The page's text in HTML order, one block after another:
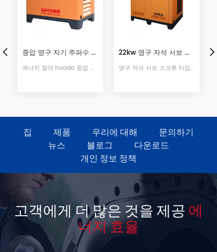
중압 영구 자기 주파수 변환 나사 공기 압축기
에너지 절약 huada 중압 영구 자석 주파수 변환 나사 공기 압축기는 35 %에 도달 할 수 있습니다.
22kw 영구 자석 서보 스크류 타입 공기 압축기
영구 자석 서보 스크류 타입 공기 압축기는 고강도 NdFeB (네오디뮴 철 붕소) 자성 강, 고 자기 에너지 제품 및 보자력 / NdFeB 자기 강철, 희토류 영구 자석 모터는 소형, 경량, 고효율, 우수한 특성 등 일련의 장점을 가지고 있습니다.
집 제품 우리에 대해
문의하기
뉴스
블로그
다운로드
개인 정보 정책
고객에게 더 많은 것을 제공 에
너지 효율